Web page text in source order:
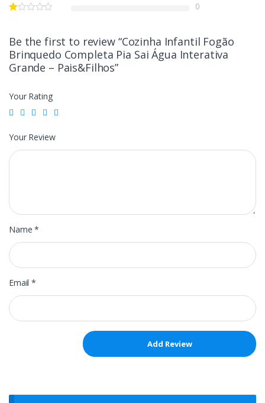
0
Be the first to review “Cozinha Infantil Fogão
Brinquedo Completa Pia Sai Água Interativa
Grande – Pais&Filhos”
Your Rating
Your Review
Name*
Email*